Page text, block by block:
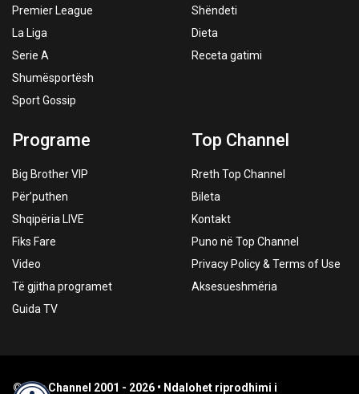
Premier League
La Liga
Serie A
Shumësportësh
Sport Gossip
Shëndeti
Dieta
Receta gatimi
Programe
Big Brother VIP
Për’puthen
Shqipëria LIVE
Fiks Fare
Video
Të gjitha programet
Guida TV
Top Channel
Rreth Top Channel
Bileta
Kontakt
Puno në Top Channel
Privacy Policy & Terms of Use
Aksesueshmëria
© Top Channel 2001 - 2026 • Ndalohet riprodhimi i